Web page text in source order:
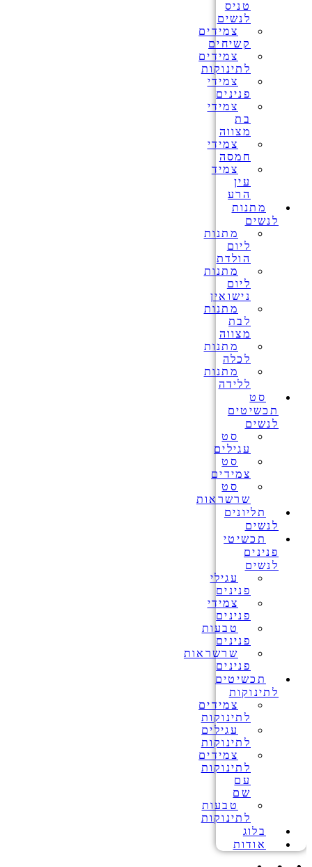
טניס
לנשים
צמידים
קשיחים
צמידים
לתינוקות
צמידי
פנינים
צמידי
בת
מצווה
צמידי
חמסה
צמיד
עין
הרע
מתנות
לנשים
מתנות
ליום
הולדת
מתנות
ליום
נישואין
מתנות
לבת
מצווה
מתנות
לכלה
מתנות
ללידה
סט
תכשיטים
לנשים
סט
עגילים
סט
צמידים
סט
שרשראות
תליונים
לנשים
תכשיטי
פנינים
לנשים
עגילי
פנינים
צמידי
פנינים
טבעות
פנינים
שרשראות
פנינים
תכשיטים
לתינוקות
צמידים
לתינוקות
עגילים
לתינוקות
צמידים
לתינוקות
עם
שם
טבעות
לתינוקות
בלוג
אודות